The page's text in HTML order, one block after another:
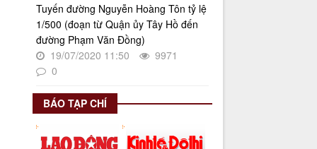
Triển khai thực hiện Nghị quyết số
34/2024/NQ-HĐND ngày
19/11/2024 của Hội đồng nhân dân
Thành phố.
Thời gian đăng: 08/01/2025
Tuyến đường Nguyễn Hoàng Tôn tỷ lệ
1/500 (đoạn từ Quận ủy Tây Hồ đến
đường Phạm Văn Đồng)
19/07/2020 11:50
9971
0
BÁO TẠP CHÍ